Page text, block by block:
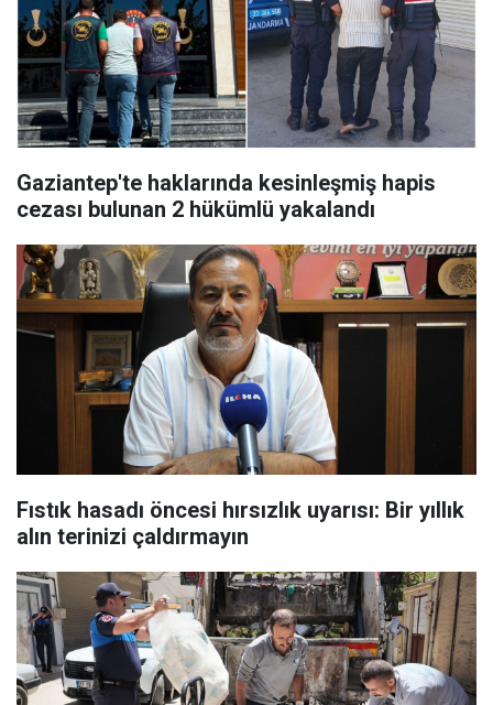
Gaziantep'te haklarında kesinleşmiş hapis
cezası bulunan 2 hükümlü yakalandı
Fıstık hasadı öncesi hırsızlık uyarısı: Bir yıllık
alın terinizi çaldırmayın